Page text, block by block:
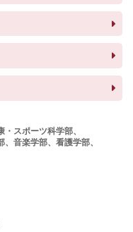
・スポーツ科学部、
音楽学部、 看護学部、